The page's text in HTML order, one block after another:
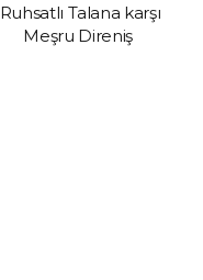
Ruhsatlı Talana karşı
Meşru Direniş